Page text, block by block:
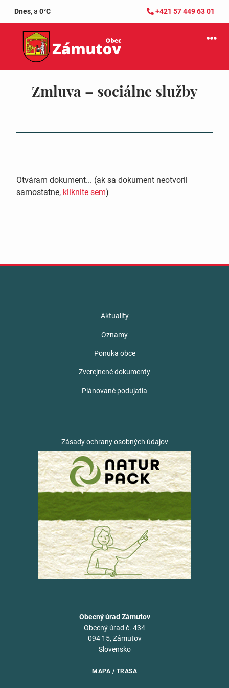
Dnes,a 0°C +421 57 449 63 01
Zmluva – sociálne služby
Otváram dokument... (ak sa dokument neotvoril
samostatne, kliknite sem)
Aktuality
Oznamy
Ponuka obce
Zverejnené dokumenty
Plánované podujatia
Zásady ochrany osobných údajov
Obecný úrad Zámutov
Obecný úrad č. 434
094 15, Zámutov
Slovensko
MAPA / TRASA